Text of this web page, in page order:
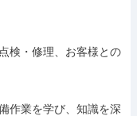
検・修理、お客様との
作業を学び、知識を深